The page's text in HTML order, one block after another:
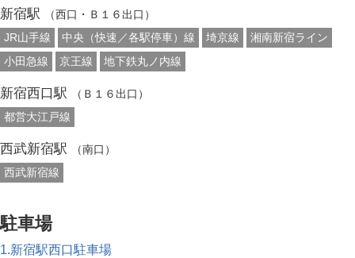
新宿駅
（西口・Ｂ１６出口）
JR山手線
中央（快速／各駅停車）線 埼京線
湘南新宿ライン
小田急線
京王線 地下鉄丸ノ内線
新宿西口駅
（Ｂ１６出口）
都営大江戸線
西武新宿駅
（南口）
西武新宿線
駐車場
1.新宿駅西口駐車場